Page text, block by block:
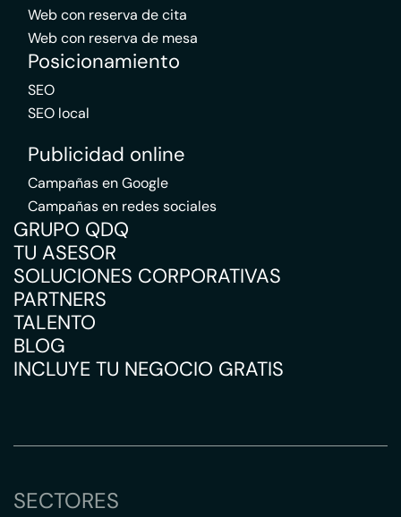
Web con reserva de cita
Web con reserva de mesa
Posicionamiento
SEO
SEO local
Publicidad online
Campañas en Google
Campañas en redes sociales
GRUPO QDQ
TU ASESOR
SOLUCIONES CORPORATIVAS
PARTNERS
TALENTO
BLOG
INCLUYE TU NEGOCIO GRATIS
SECTORES